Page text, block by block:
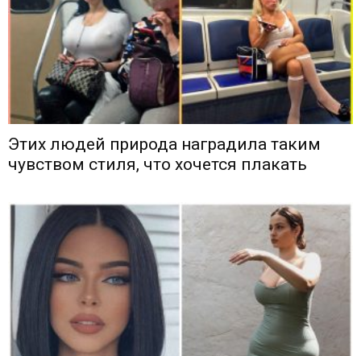
Этих людей природа наградила таким
чувством стиля, что хочется плакать